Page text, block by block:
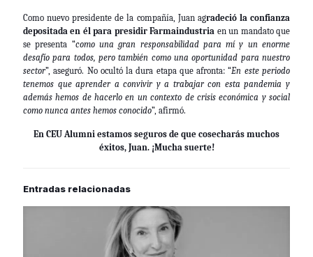
Como nuevo presidente de la compañía, Juan agradeció la confianza
depositada en él para presidir Farmaindustria en un mandato que
se presenta “como una gran responsabilidad para mí y un enorme
desafío para todos, pero también como una oportunidad para nuestro
sector”, aseguró. No ocultó la dura etapa que afronta: “En este periodo
tenemos que aprender a convivir y a trabajar con esta pandemia y
además hemos de hacerlo en un contexto de crisis económica y social
como nunca antes hemos conocido”, afirmó.
En CEU Alumni estamos seguros de que cosecharás muchos
éxitos, Juan. ¡Mucha suerte!
Entradas relacionadas